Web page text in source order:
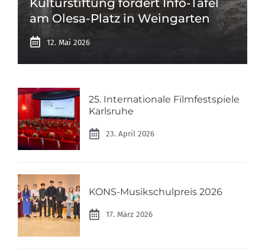
am Olesa-Platz in Weingarten
12. Mai 2026
25. Internationale Filmfestspiele
Karlsruhe
23. April 2026
KONS-Musikschulpreis 2026
17. März 2026